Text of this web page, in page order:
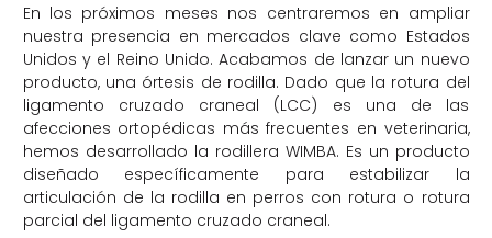
En los próximos meses nos centraremos en ampliar
nuestra presencia en mercados clave como Estados
Unidos y el Reino Unido. Acabamos de lanzar un nuevo
producto, una órtesis de rodilla. Dado que la rotura del
ligamento cruzado craneal (LCC) es una de las
afecciones ortopédicas más frecuentes en veterinaria,
hemos desarrollado la rodillera WIMBA. Es un producto
diseñado específicamente para estabilizar la
articulación de la rodilla en perros con rotura o rotura
parcial del ligamento cruzado craneal.